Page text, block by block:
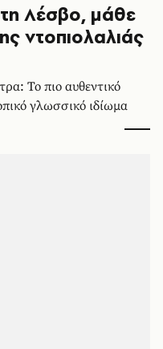
Λέσβο, μάθε
ντοπιολαλιάς
Το πιο αυθεντικό
γλωσσικό ιδίωμα